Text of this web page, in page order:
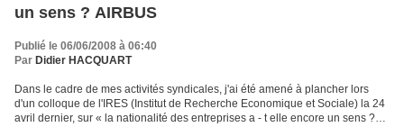
un sens ? AIRBUS
Publié le 06/06/2008 à 06:40
Par Didier HACQUART
Dans le cadre de mes activités syndicales, j'ai été amené à plancher lors
d'un colloque de l'IRES (Institut de Recherche Economique et Sociale) la 24
avril dernier, sur « la nationalité des entreprises a - t elle encore un sens ?